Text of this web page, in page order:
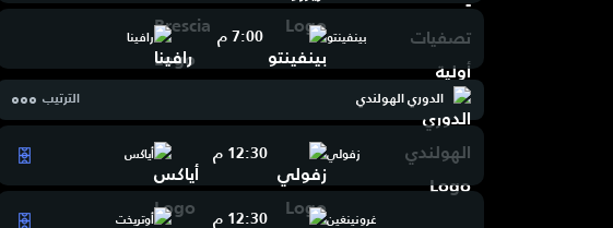
بينفينتو 7:00 م رافينا
الدوري الهولندي الترتيب
زفولي 12:30 م أياكس
غرونينغين 12:30 م أوتريخت